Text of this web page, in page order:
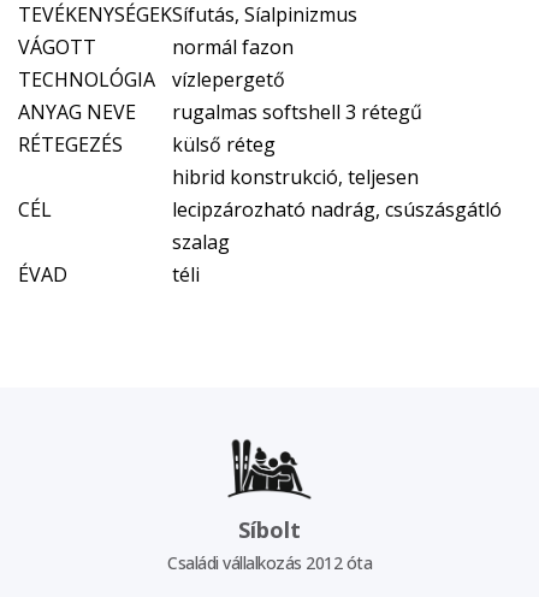
TEVÉKENYSÉGEKSífutás, Síalpinizmus
VÁGOTT
normál fazon
TECHNOLÓGIA
vízlepergető
ANYAG NEVE
rugalmas softshell 3 rétegű
RÉTEGEZÉS
külső réteg
CÉL
hibrid konstrukció, teljesen
lecipzározható nadrág, csúszásgátló
szalag
ÉVAD
téli
Síbolt
Családi vállalkozás 2012 óta